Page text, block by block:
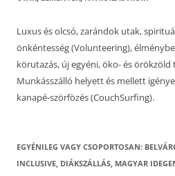
Luxus és olcsó, zarándok utak,
önkéntesség (Volunteering),
körutazás, új egyéni, öko- és örökzöld
Munkásszálló helyett és mellett
kanapé-szörfözés (CouchSurfing).
EGYÉNILEG VAGY CSOPORTOSAN:
INCLUSIVE, DIÁKSZÁLLÁS, MAGYAR